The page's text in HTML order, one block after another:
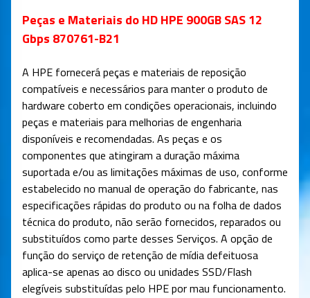
Peças e Materiais do HD HPE 900GB SAS 12
Gbps 870761-B21
A HPE fornecerá peças e materiais de reposição
compatíveis e necessários para manter o produto de
hardware coberto em condições operacionais, incluindo
peças e materiais para melhorias de engenharia
disponíveis e recomendadas. As peças e os
componentes que atingiram a duração máxima
suportada e/ou as limitações máximas de uso, conforme
estabelecido no manual de operação do fabricante, nas
especificações rápidas do produto ou na folha de dados
técnica do produto, não serão fornecidos, reparados ou
substituídos como parte desses Serviços. A opção de
função do serviço de retenção de mídia defeituosa
aplica-se apenas ao disco ou unidades SSD/Flash
elegíveis substituídas pelo HPE por mau funcionamento.